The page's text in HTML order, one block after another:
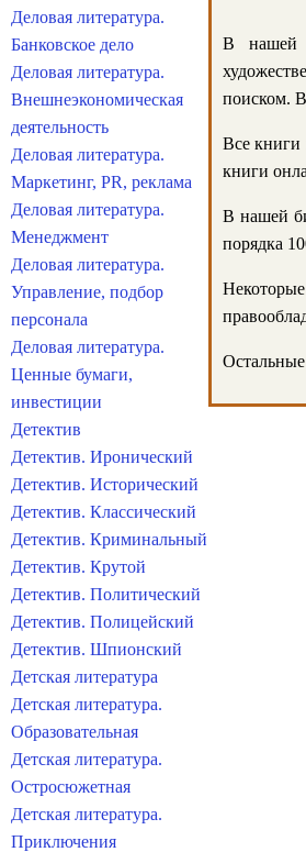
В нашей
поиском. В
Все книги
книги
В нашей
порядка
Деловая литература.
Банковское дело
Деловая литература.
Внешнеэкономическая
деятельность
Деловая литература.
Маркетинг, PR, реклама
Деловая литература.
Менеджмент
Деловая литература.
Управление, подбор
персонала
Деловая литература.
Ценные бумаги,
инвестиции
Детектив
Детектив. Иронический
Детектив. Исторический
Детектив. Классический
Детектив. Криминальный
Детектив. Крутой
Детектив. Политический
Детектив. Полицейский
Детектив. Шпионский
Детская литература
Детская литература.
Образовательная
Детская литература.
Остросюжетная
Детская литература.
Приключения